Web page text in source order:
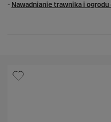
- Nawadnianie trawnika i